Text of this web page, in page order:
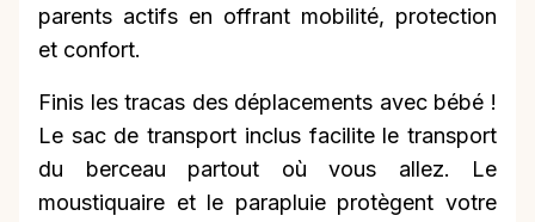
parents actifs en offrant mobilité, protection
et confort.
Finis les tracas des déplacements avec bébé !
Le sac de transport inclus facilite le transport
du berceau partout où vous allez. Le
moustiquaire et le parapluie protègent votre